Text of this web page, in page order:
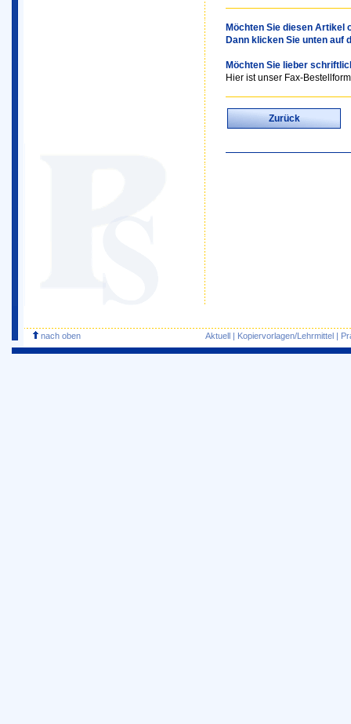
Möchten Sie diesen Artikel
Dann klicken Sie unten auf
Möchten Sie lieber
Hier ist unser Fax-
Zurück
nach oben Aktuell | Kopiervorlagen/Lehrmittel |